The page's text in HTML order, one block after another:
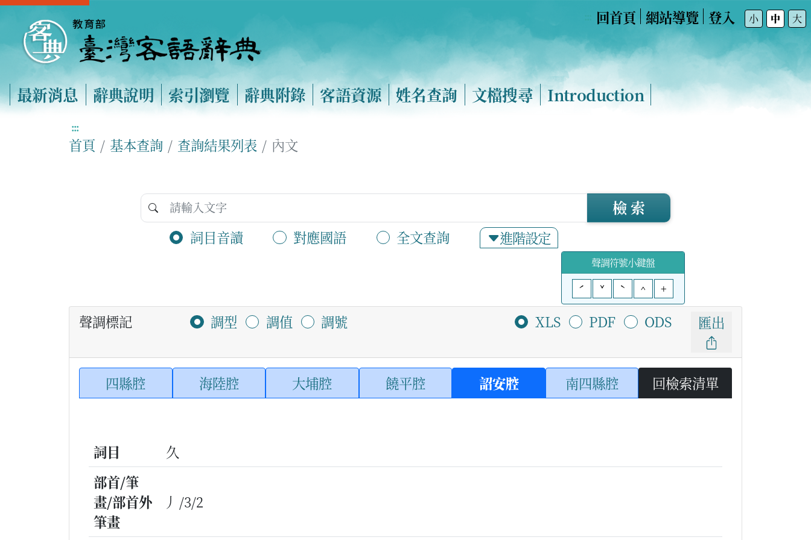
回首頁 網站導覽 登入 小 中 大
最新消息 辭典說明 索引瀏覽 辭典附錄 客語資源 姓名查詢 文檔搜尋 Introduction
:::
首頁 基本查詢 查詢結果列表 內文
詞目音讀 對應國語 全文查詢 進階設定
檢 索
聲調符號小鍵盤
ˊ
ˇ ˋ ^ +
聲調標記 調型 調值 調號 XLS PDF ODS 匯出
四縣腔 海陸腔 大埔腔 饒平腔 詔安腔 南四縣腔 回檢索清單
詞目
久
部首/筆
畫/部首外
筆畫
丿/3/2